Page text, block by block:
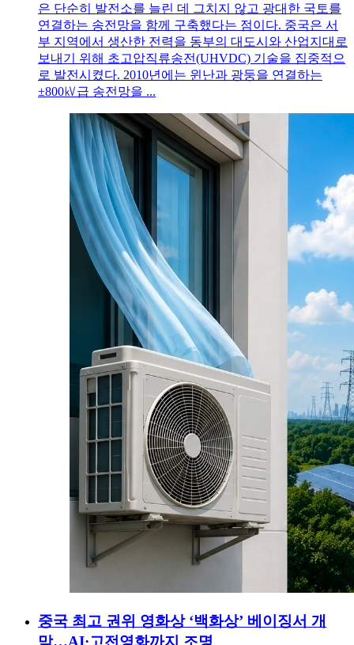
은 단순히 발전소를 늘린 데 그치지 않고 광대한 국토를
연결하는 송전망을 함께 구축했다는 점이다. 중국은 서
부 지역에서 생산한 전력을 동부의 대도시와 산업지대로
보내기 위해 초고압직류송전(UHVDC) 기술을 집중적으
로 발전시켰다. 2010년에는 윈난과 광둥을 연결하는
±800㎸급 송전망을 ...
중국 최고 권위 영화상 ‘백화상’ 베이징서 개
막…AI·고전영화까지 조명